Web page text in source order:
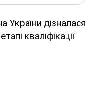
України дізналася
кваліфікації